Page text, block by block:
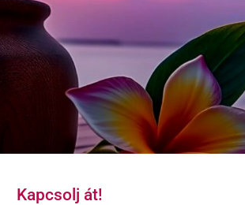
Kapcsolj át!